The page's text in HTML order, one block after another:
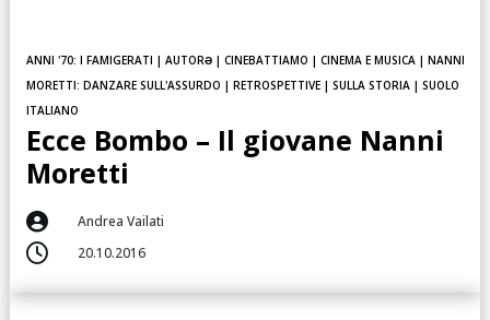
ANNI '70: I FAMIGERATI | AUTORƏ| CINEBATTIAMO | CINEMA E MUSICA| NANNI
MORETTI: DANZARE SULL'ASSURDO | RETROSPETTIVE| SULLA STORIA| SUOLO
ITALIANO
Ecce Bombo – Il giovane Nanni
Moretti
 Andrea Vailati
 20.10.2016